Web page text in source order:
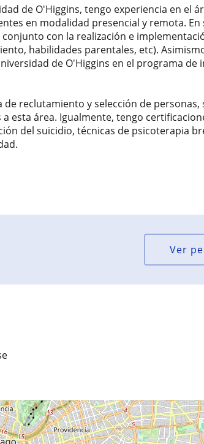
de O'Higgins, tengo experiencia en el
en modalidad presencial y remota. En
con la realización e
habilidades parentales, etc).
de O'Higgins en el programa de
reclutamiento y selección de personas,
esta área. Igualmente, tengo
del suicidio, técnicas de psicoterapia
Ver